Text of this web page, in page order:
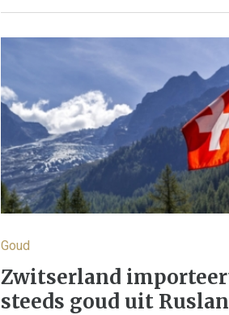
Goud
Zwitserland
steeds goud uit